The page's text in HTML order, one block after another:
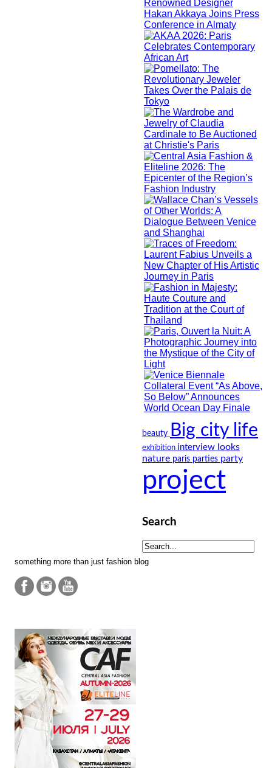
beauty Big city life
exhibition interview looks
nature paris parties party
project
Search
something more than just fashion blog